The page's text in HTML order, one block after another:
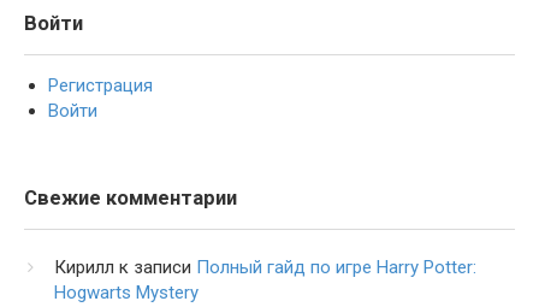
Войти
Регистрация
Войти
Свежие комментарии
Кирилл к записи Полный гайд по игре Harry Potter:
Hogwarts Mystery